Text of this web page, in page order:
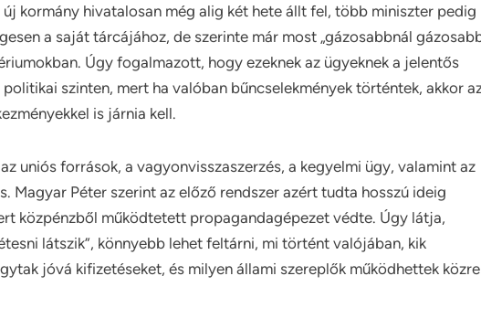
kormány hivatalosan még alig két hete állt fel, több miniszter pedig
a saját tárcájához, de szerinte már most „gázosabbnál
Úgy fogalmazott, hogy ezeknek az ügyeknek a jelentős
szinten, mert ha valóban bűncselekmények történtek, akkor
is járnia kell.
uniós források, a vagyonvisszaszerzés, a kegyelmi ügy, valamint az
Magyar Péter szerint az előző rendszer azért tudta hosszú ideig
közpénzből működtetett propagandagépezet védte. Úgy látja,
látszik”, könnyebb lehet feltárni, mi történt valójában, kik
jóvá kifizetéseket, és milyen állami szereplők működhettek közre